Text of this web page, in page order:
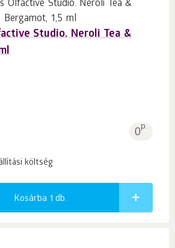
Studio. Neroli Tea &
0p.
költség
Kosárba 1 db.